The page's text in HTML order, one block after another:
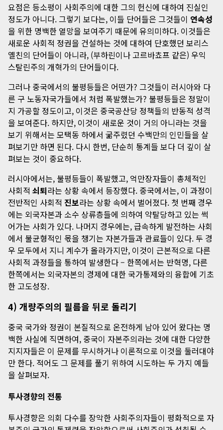
요점은 등소평이 사회주의에 대한 그의 헌신에 대하여 진실인
정도가 아니다. 그렇기 보다는, 이들 단어들은 그것들이 연속성
을 위한 명백한 열망을 보여주기 때문에 유의미하다. 이것들은
새로운 사회적 정권을 건설하는 것에 대하여 단호했던 보리스
옐친의 단어들이 아니라, (부하린이나 고르바쵸프 같은) 우익
스탈린주의 개혁가의 단어들이다.
그러나 중국에서의 불평등들은 어떤가? 그것들이 러시아와 다
른 구 노동자국가들에서 처럼 폭발했는가? 불평등들은 정말이
지 가공할 정도이고, 이것은 중국공산당 정책들의 반동적 성격
을 보여준다. 하지만, 이것이 새로운 것이 거의 아니라는 것을
보기 위해서는 모택동 하에서 굶주렸던 수백만의 인민들을 살
펴보기만 하면 된다. 다시 한번, 단순히 통계들 보다 더 깊이 살
펴보는 것이 중요하다.
러시아에서는, 불평등들이 폭발했고, 억만장자들이 총체적인
사회적 쇠퇴라는 상황 속에서 등장했다. 중국에서는, 이 과정이
전반적인 사회적 진보라는 상황 속에서 벌어졌다. 첫 번째 경우
에는 외국자본과 소수 상류층들에 의하여 약탈당하고 있는 썩
어가는 사회가 있다. 나머지 경우에는, 급속하게 발전하는 사회
에서 불균형적인 몫을 챙기는 자본가들과 관료들이 있다. 두 경
우 모두에서 지니 계수가 올라가지만, 이것이 근본적으로 다른
사회적 과정들을 통하여 발생한다 – 한쪽에서는 반혁명, 다른
한쪽에서는 외국자본의 경제에 대한 국가통제와의 융합에 기초
한 고도성장.
4) 개량주의의 필름을 뒤로 돌리기
중국 국가와 정권이 본질적으로 온전하게 남아 있어 왔다는 명
백한 사실에 직면하여, 중국이 자본주의라는 것에 대한 다양한
지지자들은 이 문제를 무시하거나 이론적으로 이것을 둘러대야
만 한다. 적어도 그 문제를 풀기 위하여 시도하는 두 가지 예들
을 살펴보자.
투사경향의 전통
투사경향은 의회 다수를 장악한 사회주의자들이 평화적으로 자